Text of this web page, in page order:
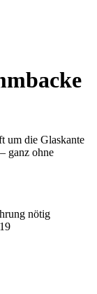
um die Glaskante
ganz ohne
nötig